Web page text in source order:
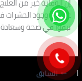
إن الوقاية خير من
علامات وجود الحشرات
تبقوا في صحة
السابق